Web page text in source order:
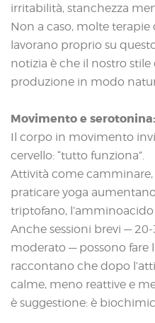
irritabilità, stanchezza
Non a caso, molte
lavorano proprio su
notizia è che il nostro
produzione in modo
Movimento e
Il corpo in movimento
cervello: “tutto funziona”.
Attività come camminare,
praticare yoga
triptofano,
Anche sessioni brevi —
moderato — possono fare
raccontano che dopo
calme, meno reattive e
è suggestione: è